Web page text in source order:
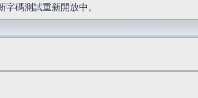
碼測試重新開放中。